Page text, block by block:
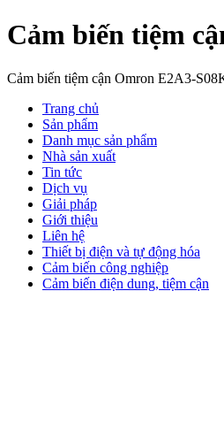
Cảm biến tiệm
Cảm biến tiệm cận Omron E2A3-
Trang chủ
Sản phẩm
Danh mục sản phẩm
Nhà sản xuất
Tin tức
Dịch vụ
Giải pháp
Giới thiệu
Liên hệ
Thiết bị điện và tự động hóa
Cảm biến công nghiệp
Cảm biến điện dung, tiệm cận